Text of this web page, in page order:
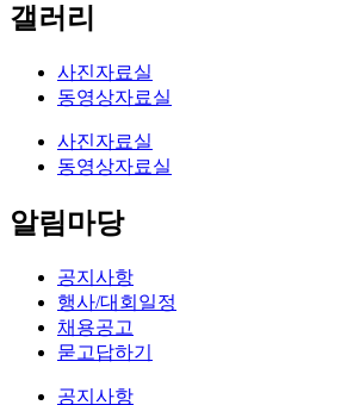
갤러리
사진자료실
동영상자료실
사진자료실
동영상자료실
알림마당
공지사항
행사/대회일정
채용공고
묻고답하기
공지사항